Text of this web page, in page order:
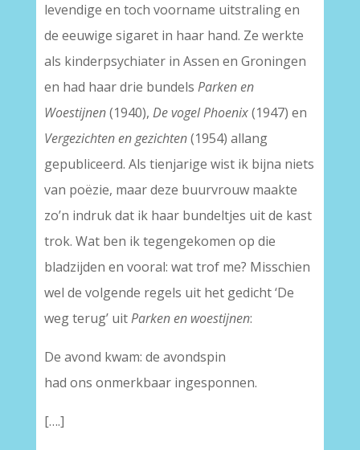
levendige en toch voorname uitstraling en
de eeuwige sigaret in haar hand. Ze werkte
als kinderpsychiater in Assen en Groningen
en had haar drie bundels Parken en
Woestijnen(1940), De vogel Phoenix(1947) en
Vergezichten en gezichten(1954) allang
gepubliceerd. Als tienjarige wist ik bijna niets
van poëzie, maar deze buurvrouw maakte
zo’n indruk dat ik haar bundeltjes uit de kast
trok. Wat ben ik tegengekomen op die
bladzijden en vooral: wat trof me? Misschien
wel de volgende regels uit het gedicht ‘De
weg terug’ uitParken en woestijnen:
De avond kwam: de avondspin
had ons onmerkbaar ingesponnen.
[….]